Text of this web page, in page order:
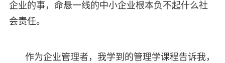
企业的事，命悬一线的中小企业根本负不起什么社
会责任。
作为企业管理者，我学到的管理学课程告诉我，